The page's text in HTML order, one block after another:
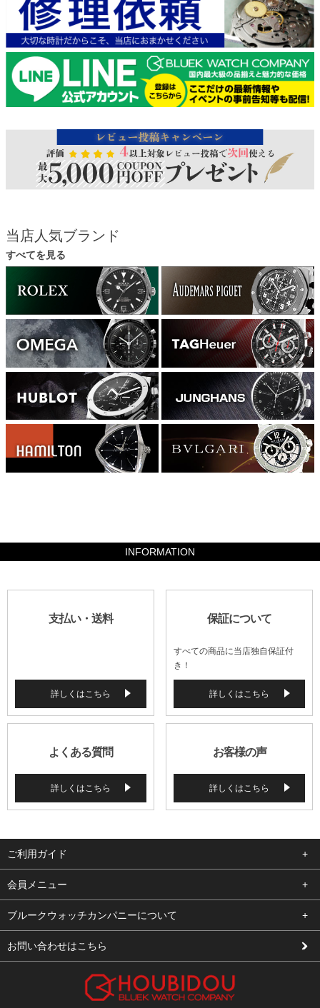
当店人気ブランド
すべてを見る
INFORMATION
支払い・送料
詳しくはこちら
保証について
すべての商品に当店独自保証付
き！
詳しくはこちら
よくある質問
詳しくはこちら
お客様の声
詳しくはこちら
ご利用ガイド
よくある質問
支払い・送料
修理依頼
会員メニュー
ログイン
お気に入り
ブルークウォッチカンパニーについて
会社概要
お問い合わせはこちら